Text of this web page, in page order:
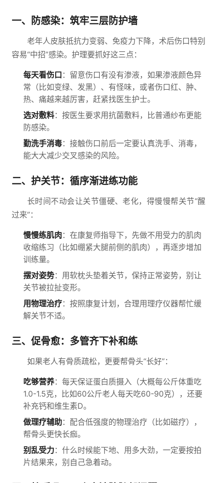
一、防感染：筑牢三层防护墙
老年人皮肤抵抗力变弱、免疫力下降，术后伤口特别
容易“中招”感染。护理要抓好这三点：
每天看伤口 ：留意伤口有没有渗液，如果渗液颜色异
常（比如变绿、发黑）、有怪味，或者伤口红、肿、
热、痛越来越厉害，赶紧找医生护士。
选对敷料：按医生要求用抗菌敷料，比普通纱布更能
防感染。
勤洗手消毒：接触伤口前后一定要认真洗手、消毒，
能大大减少交叉感染的风险。
二、护关节：循序渐进练功能
长时间不动会让关节僵硬、老化，得慢慢帮关节“醒
过来”：
慢慢练肌肉：在康复师指导下，先做不用受力的肌肉
收缩练习（比如绷紧大腿前侧的肌肉），再逐步增加
训练量。
摆对姿势：用软枕头垫着关节，保持正常姿势，别让
关节被拉扯变形。
用物理治疗：按照康复计划，合理用理疗仪器帮忙缓
解关节不适。
三、促骨愈：多管齐下补和练
如果老人有骨质疏松，更要帮骨头“长好”：
吃够营养：每天保证蛋白质摄入（大概每公斤体重吃
1.0-1.5克，比如60公斤老人每天吃60-90克），还要
补充钙和维生素D。
做理疗辅助：配合低强度的物理治疗（比如磁疗），
帮骨头更快长痂。
别乱受力：什么时候能下地、用多大劲，一定要按拍
片结果来，别自己急着动。